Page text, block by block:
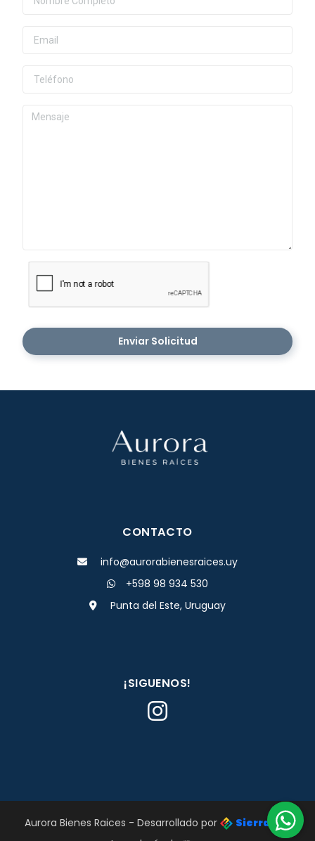
Enviar Solicitud
CONTACTO
info@aurorabienesraices.uy
+598 98 934 530
Punta del Este, Uruguay
¡SIGUENOS!
Aurora Bienes Raices - Desarrollado por Sierra con